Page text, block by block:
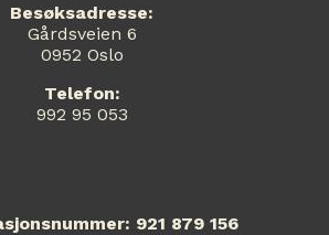
Besøksadresse:
Gårdsveien 6
0952 Oslo
Telefon:
992 95 053
921 879 156